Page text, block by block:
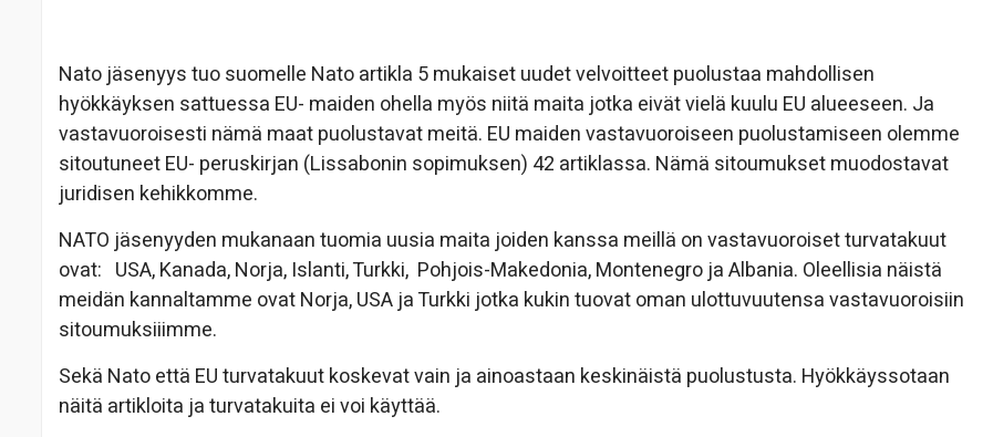
Nato jäsenyys tuo suomelle Nato artikla 5 mukaiset uudet velvoitteet puolustaa mahdollisen
hyökkäyksen sattuessa EU- maiden ohella myös niitä maita jotka eivät vielä kuulu EU alueeseen. Ja
vastavuoroisesti nämä maat puolustavat meitä. EU maiden vastavuoroiseen puolustamiseen olemme
sitoutuneet EU- peruskirjan (Lissabonin sopimuksen) 42 artiklassa. Nämä sitoumukset muodostavat
juridisen kehikkomme.
NATO jäsenyyden mukanaan tuomia uusia maita joiden kanssa meillä on vastavuoroiset turvatakuut
ovat: USA, Kanada, Norja, Islanti, Turkki, Pohjois-Makedonia, Montenegro ja Albania. Oleellisia näistä
meidän kannaltamme ovat Norja, USA ja Turkki jotka kukin tuovat oman ulottuvuutensa vastavuoroisiin
sitoumuksiiimme.
Sekä Nato että EU turvatakuut koskevat vain ja ainoastaan keskinäistä puolustusta. Hyökkäyssotaan
näitä artikloita ja turvatakuita ei voi käyttää.